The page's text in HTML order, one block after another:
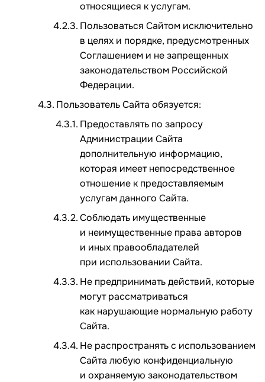
относящиеся к услугам.
Пользоваться Сайтом исключительно
в целях и порядке, предусмотренных
Соглашением и не запрещенных
законодательством Российской
Федерации.
Пользователь Сайта обязуется:
Предоставлять по запросу
Администрации Сайта
дополнительную информацию,
которая имеет непосредственное
отношение к предоставляемым
услугам данного Сайта.
Соблюдать имущественные
и неимущественные права авторов
и иных правообладателей
при использовании Сайта.
Не предпринимать действий, которые
могут рассматриваться
как нарушающие нормальную работу
Сайта.
Не распространять с использованием
Сайта любую конфиденциальную
и охраняемую законодательством